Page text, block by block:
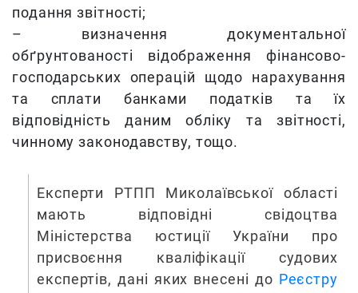
подання звітності;
– визначення документальної
обґрунтованості відображення фінансово-
господарських операцій щодо нарахування
та сплати банками податків та їх
відповідність даним обліку та звітності,
чинному законодавству, тощо.
Експерти РТПП Миколаївської області
мають відповідні свідоцтва
Міністерства юстиції України про
присвоєння кваліфікації судових
експертів, дані яких внесені до Реєстру